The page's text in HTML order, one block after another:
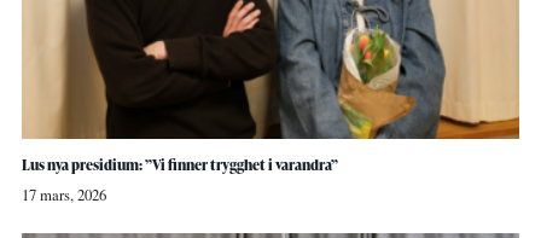
Lus nya presidium: ”Vi finner trygghet i varandra”
17 mars, 2026